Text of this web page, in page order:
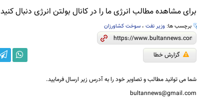
برای مشاهده مطالب انرژی ما را در کانال بولتن انرژی دنبال کنید
برچسب ها: وزیر نفت، سوخت کشاورزان
گزارش خطا
شما می توانید مطالب و تصاویر خود را به آدرس زیر ارسال فرمایید.
bultannews@gmail.com